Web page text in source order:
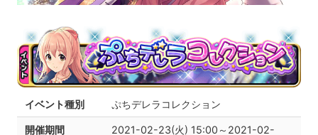
イベント種別 ぷちデレラコレクション
開催期間
2021-02-23(火) 15:00～2021-02-